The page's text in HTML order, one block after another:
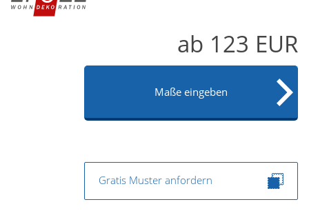
Gardinenstange
Panneaux
ab 123 EUR
Maße eingeben
Gratis Muster anfordern